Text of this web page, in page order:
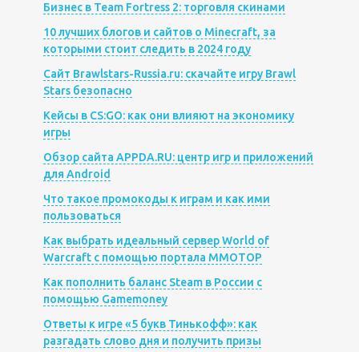
Бизнес в Team Fortress 2: торговля скинами
10 лучших блогов и сайтов о Minecraft, за
которыми стоит следить в 2024 году
Сайт Brawlstars-Russia.ru: скачайте игру Brawl
Stars безопасно
Кейсы в CS:GO: как они влияют на экономику
игры
Обзор сайта APPDA.RU: центр игр и приложений
для Android
Что такое промокоды к играм и как ими
пользоваться
Как выбрать идеальный сервер World of
Warcraft с помощью портала MMOTOP
Как пополнить баланс Steam в России с
помощью Gamemoney
Ответы к игре «5 букв Тинькофф»: как
разгадать слово дня и получить призы